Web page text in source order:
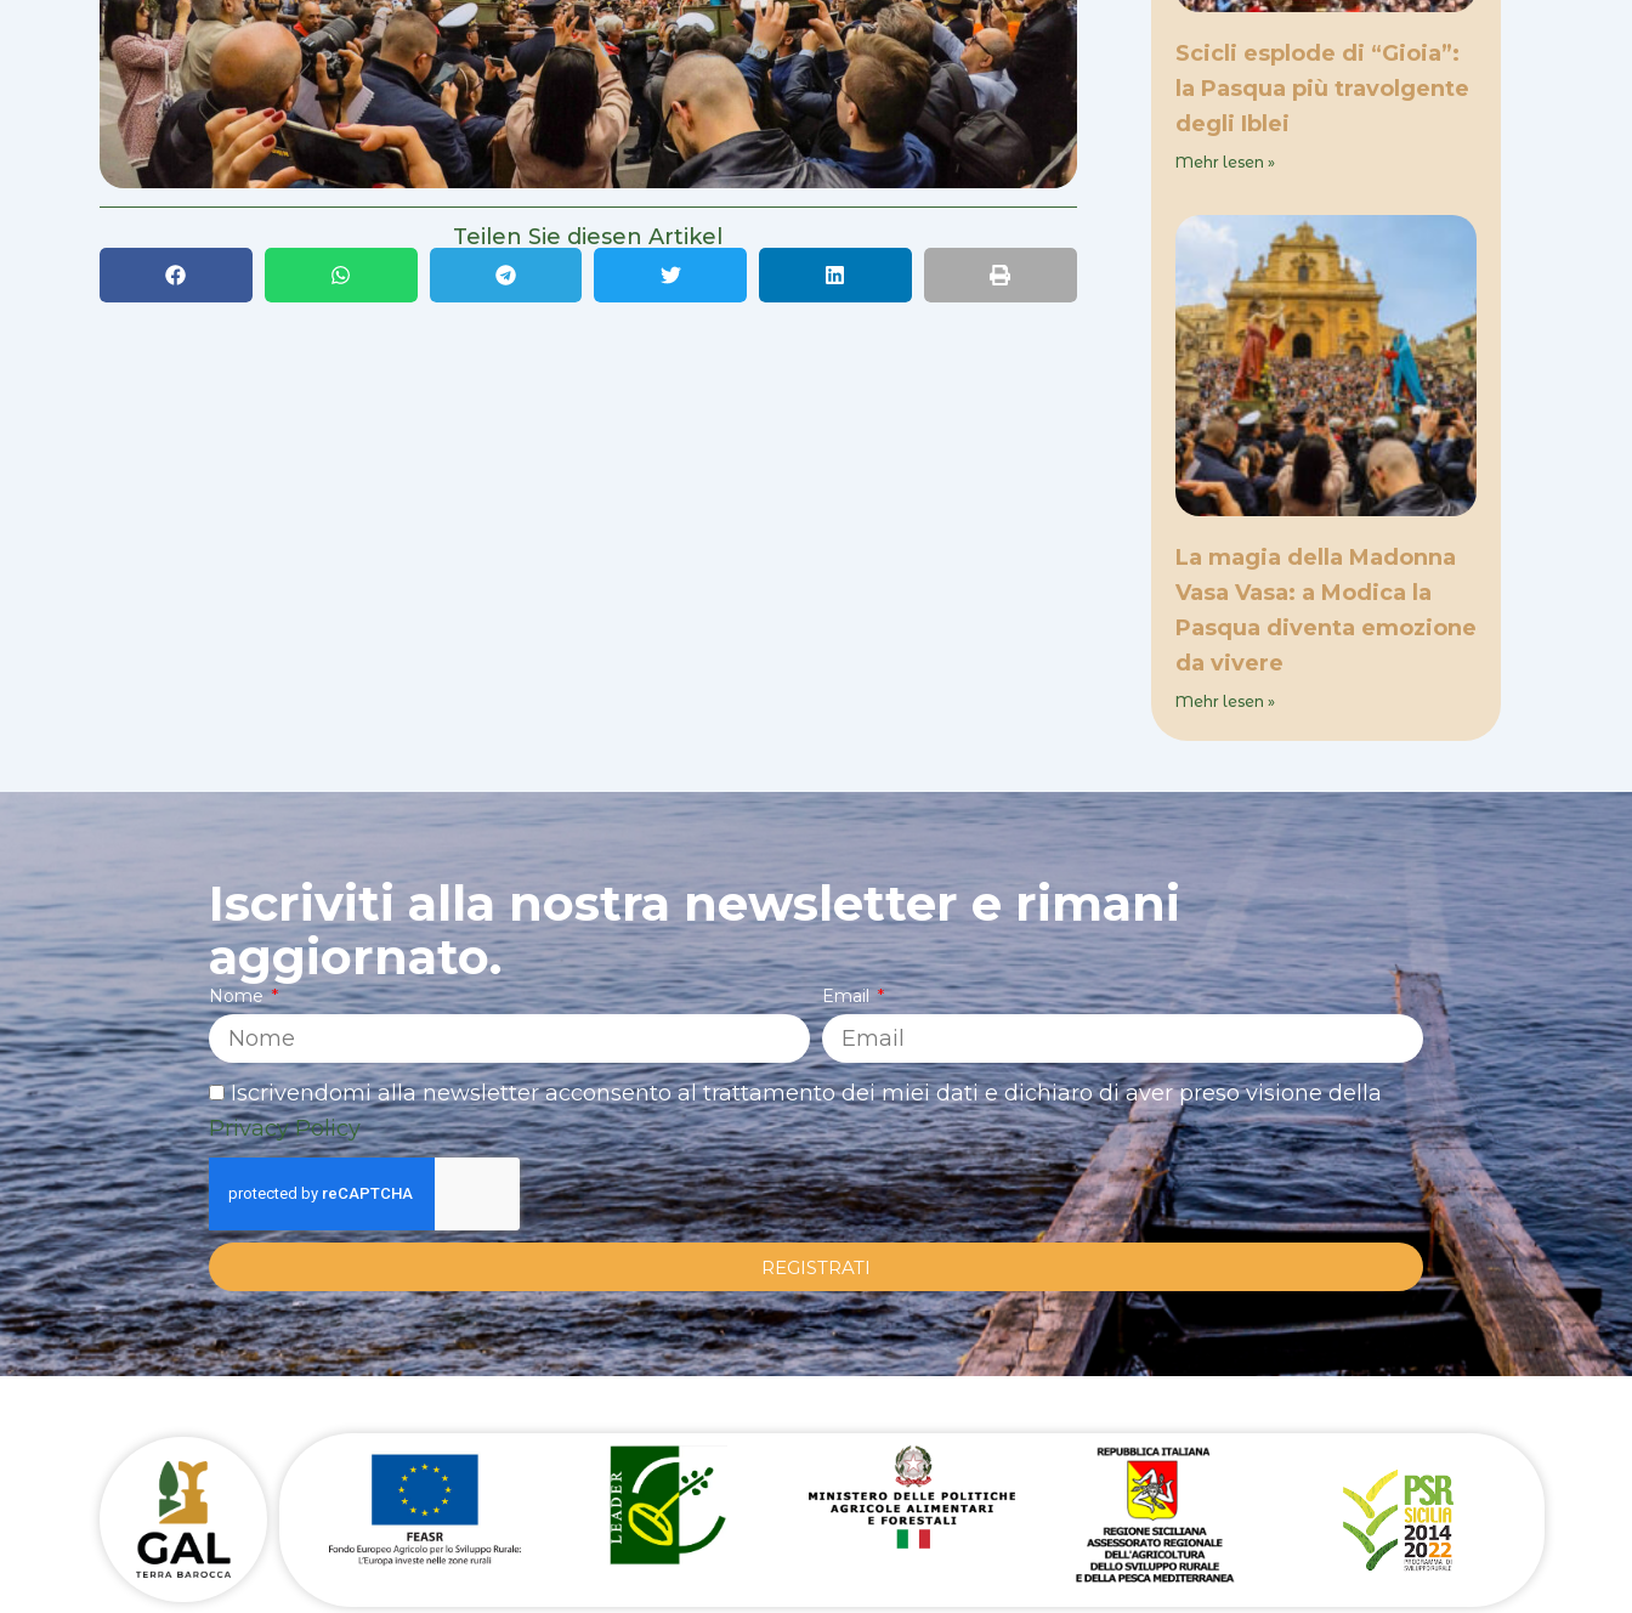
Teilen Sie diesen Artikel
Scicli esplode di “Gioia”:
la Pasqua più travolgente
degli Iblei
Mehr lesen »
La magia della Madonna
Vasa Vasa: a Modica la
Pasqua diventa emozione
da vivere
Mehr lesen »
Iscriviti alla nostra newsletter e rimani
aggiornato.
Nome Email
Iscrivendomi alla newsletter acconsento al trattamento dei miei dati e dichiaro di aver preso visione della
Privacy Policy
REGISTRATI